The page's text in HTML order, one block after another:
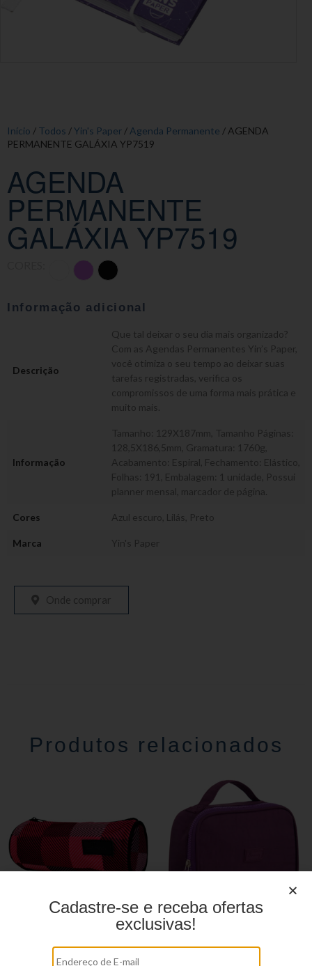
Início / Todos /Yin's Paper / Agenda Permanente / AGENDA
PERMANENTE GALÁXIA YP7519
AGENDA
PERMANENTE
GALÁXIA YP7519
Informação adicional
Descrição
Que tal deixar o seu dia mais organizado?
Com as Agendas Permanentes Yin’s Paper,
você otimiza o seu tempo ao deixar suas
tarefas registradas, verifica os
compromissos de uma forma mais prática e
muito mais.
Informação
Tamanho: 129X187mm, Tamanho Páginas:
128,5X186,5mm, Gramatura: 1760g,
Acabamento: Espiral, Fechamento: Elástico,
Folhas: 191, Embalagem: 1 unidade, Possui
planner mensal, marcador de página.
Cores Azul escuro Lilás Preto
Marca Yin's Paper
Onde comprar
Produtos relacionados
Cadastre-se e receba ofertas
exclusivas!